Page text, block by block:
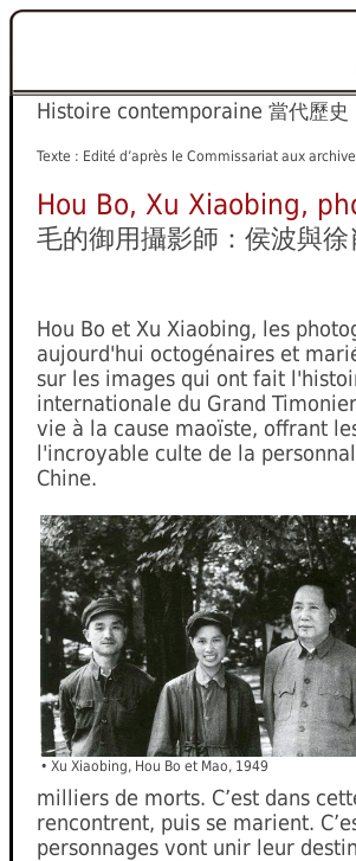
Histoire contemporaine 當代歷史
Texte : Edité d’après le Commissariat aux
Hou Bo, Xu Xiaobing,
毛的御用攝影師：侯波與徐
Hou Bo et Xu Xiaobing, les
aujourd'hui octogénaires et
sur les images qui ont fait
internationale du Grand
vie à la cause maoïste, offrant
l'incroyable culte de la
Chine.
• Xu Xiaobing, Hou Bo et Mao, 1949
milliers de morts. C’est dans
rencontrent, puis se marient.
personnages vont unir leur